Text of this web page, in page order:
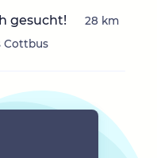
gesucht!
Cottbus
28 km